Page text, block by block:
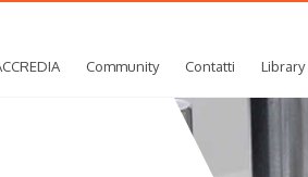
Community Contatti Library